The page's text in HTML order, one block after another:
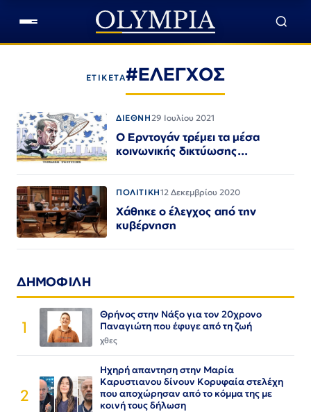
ΕΤΙΚΕΤΑ#ΕΛΕΓΧΟΣ
ΔΙΕΘΝΗ29 Ιουλίου 2021
Ο Ερντογάν τρέμει τα μέσα
κοινωνικής δικτύωσης...
ΠΟΛΙΤΙΚΗ12 Δεκεμβρίου 2020
Χάθηκε ο έλεγχος από την
κυβέρνηση
ΔΗΜΟΦΙΛΗ
1
Θρήνος στην Νάξο για τον 20χρονο
Παναγιώτη που έφυγε από τη ζωή
χθες
2
Ηχηρή απαντηση στην Μαρία
Καρυστιανου δίνουν Κορυφαία στελέχη
που αποχώρησαν από το κόμμα της με
κοινή τους δήλωση